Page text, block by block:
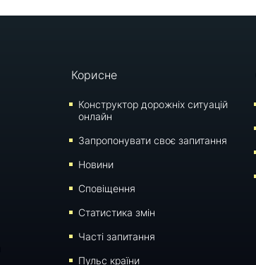
Корисне
Конструктор дорожніх ситуацій
онлайн
Запропонувати своє запитання
Новини
Сповіщення
Статистика змін
Часті запитання
Пульс країни